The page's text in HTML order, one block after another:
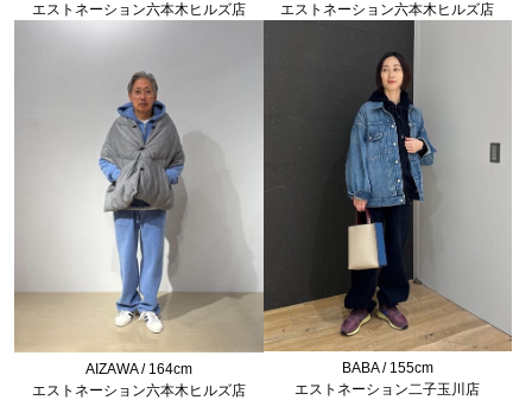
エストネーション六本木ヒルズ店
エストネーション六本木ヒルズ店
AIZAWA / 164cm
エストネーション六本木ヒルズ店
BABA / 155cm
エストネーション二子玉川店